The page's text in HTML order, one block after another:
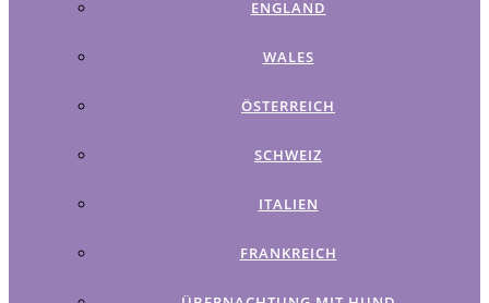
ENGLAND
WALES
ÖSTERREICH
SCHWEIZ
ITALIEN
FRANKREICH